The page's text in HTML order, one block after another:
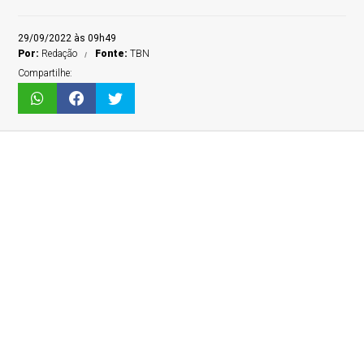
29/09/2022 às 09h49
Por: Redação Fonte: TBN
Compartilhe: